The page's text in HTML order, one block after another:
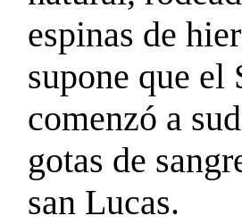
espinas de
supone que el
comenzó a
gotas de
san Lucas.